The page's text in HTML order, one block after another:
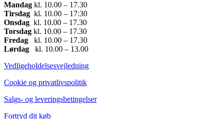
Mandag ​ kl. 10.00 – 17.30​
Tirsdag ​ kl. 10.00 – 17:30​
Onsdag ​ kl. 10.00 – 17.30​
Torsdag ​ kl. 10.00 – 17.30​
Fredag ​ kl. 10.00 – 17.30​
Lørdag ​ kl. 10.00 – 13.00
Vedligeholdelsesvejledning
Cookie og privatlivspolitik
Salgs- og leveringsbetingelser
Fortryd dit køb